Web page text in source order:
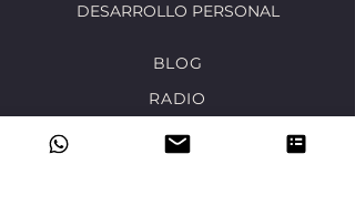
DESARROLLO PERSONAL
BLOG
RADIO
MÚSICA CORPORATIVA